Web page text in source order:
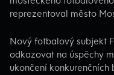
reprezentoval město
Nový fotbalový subjekt
odkazovat na úspěchy
ukončení